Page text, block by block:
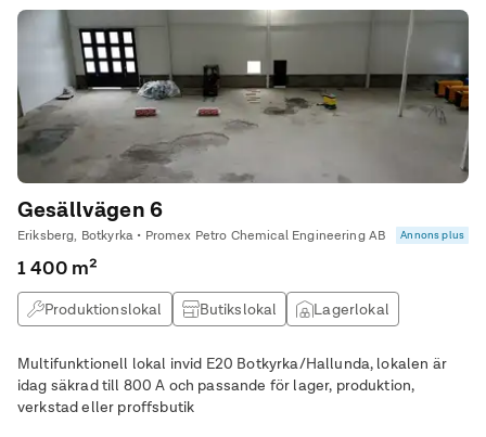
Gesällvägen 6
Eriksberg, Botkyrka • Promex Petro Chemical Engineering AB Annons plus
1 400 m²
Produktionslokal Butikslokal
Lagerlokal
Multifunktionell lokal invid E20 Botkyrka/Hallunda, lokalen är
idag säkrad till 800 A och passande för lager, produktion,
verkstad eller proffsbutik